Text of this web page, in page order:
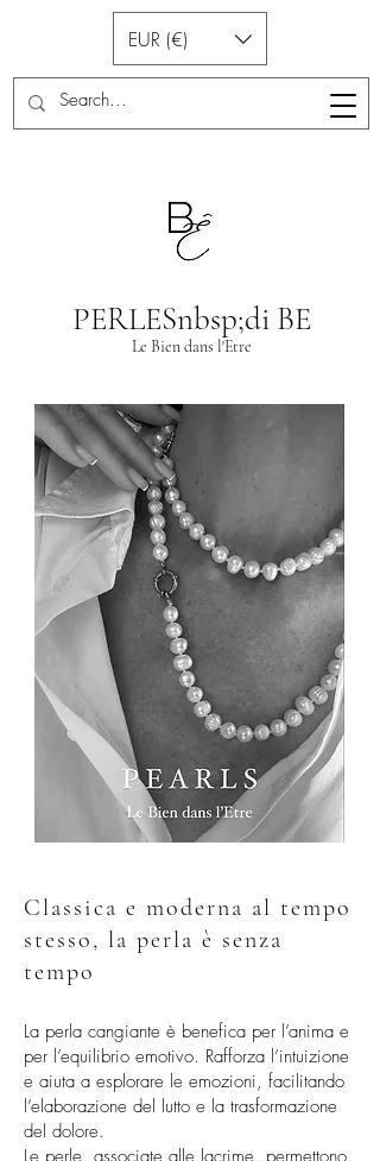
EUR (€)
PERLESnbsp;di BE
Le Bien dans l'Etre
Classica e moderna al tempo
stesso, la perla è senza
tempo
La perla cangiante è benefica per l’anima e
per l’equilibrio emotivo. Rafforza l’intuizione
e aiuta a esplorare le emozioni, facilitando
l’elaborazione del lutto e la trasformazione
del dolore.